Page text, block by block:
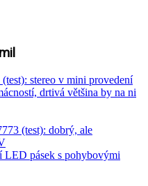
stereo v mini provedení
drtivá většina by na ni
(test): dobrý, ale
pásek s pohybovými